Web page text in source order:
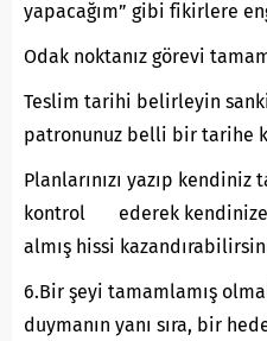
yapacağım” gibi fikirlere
Odak noktanız görevi
Teslim tarihi belirleyin
patronunuz belli bir tarihe
Planlarınızı yazıp kendiniz
kontrol ederek kendinize
almış hissi
6.Bir şeyi tamamlamış
duymanın yanı sıra, bir